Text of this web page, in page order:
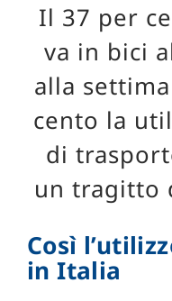
Il 37 per
va in bici
alla
cento la
di
un tragitto
Così
in Italia